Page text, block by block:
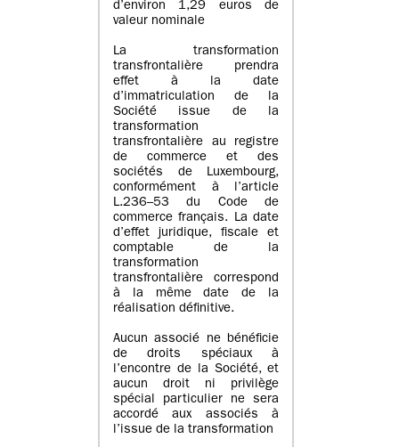
d’environ 1,29 euros de
valeur nominale
La transformation
transfrontalière prendra
effet à la date
d’immatriculation de la
Société issue de la
transformation
transfrontalière au registre
de commerce et des
sociétés de Luxembourg,
conformément à l’article
L.236–53 du Code de
commerce français. La date
d’effet juridique, fiscale et
comptable de la
transformation
transfrontalière correspond
à la même date de la
réalisation définitive.
Aucun associé ne bénéficie
de droits spéciaux à
l’encontre de la Société, et
aucun droit ni privilège
spécial particulier ne sera
accordé aux associés à
l’issue de la transformation